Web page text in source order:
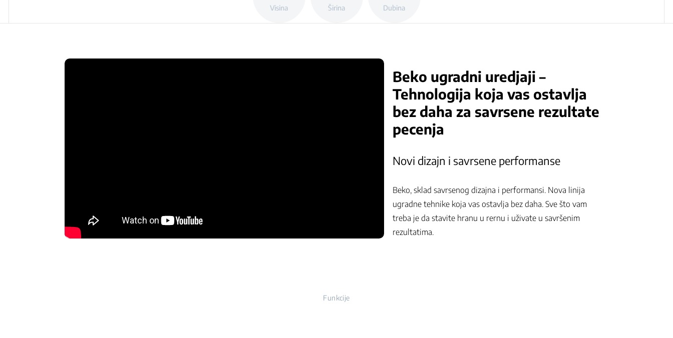
Visina Širina Dubina
Beko ugradni uredjaji –
Tehnologija koja vas ostavlja
bez daha za savrsene rezultate
pecenja
Novi dizajn i savrsene performanse
Beko, sklad savrsenog dizajna i performansi. Nova linija
ugradne tehnike koja vas ostavlja bez daha. Sve što vam
treba je da stavite hranu u rernu i uživate u savršenim
rezultatima.
Funkcije